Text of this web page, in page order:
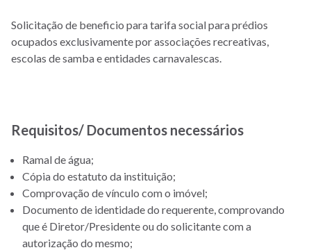
Solicitação de beneficio para tarifa social para prédios
ocupados exclusivamente por associações recreativas,
escolas de samba e entidades carnavalescas.
Requisitos/ Documentos necessários
Ramal de água;
Cópia do estatuto da instituição;
Comprovação de vínculo com o imóvel;
Documento de identidade do requerente, comprovando
que é Diretor/Presidente ou do solicitante com a
autorização do mesmo;